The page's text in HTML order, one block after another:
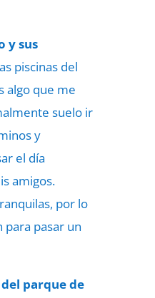
y sus
piscinas del
algo que me
suelo ir
y
el día
amigos.
por lo
para pasar un
parque de